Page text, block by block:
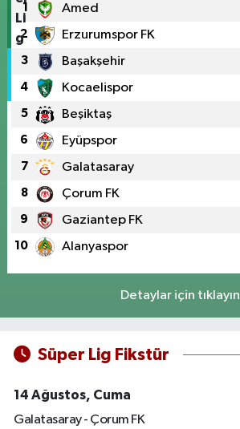
1 Amed
2 Erzurumspor FK
3 Başakşehir
4 Kocaelispor
5 Beşiktaş
6 Eyüpspor
7 Galatasaray
8 Çorum FK
9 Gaziantep FK
10 Alanyaspor
Detaylar için tıklayın
Süper Lig Fikstür
14 Ağustos, Cuma
Galatasaray - Çorum FK